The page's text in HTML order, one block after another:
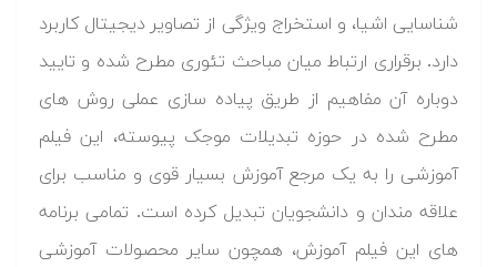
شناسایی اشیا، و استخراج ویژگی از تصاویر دیجیتال کاربرد
دارد. برقراری ارتباط میان مباحث تئوری مطرح شده و تایید
دوباره آن مفاهیم از طریق پیاده سازی عملی روش های
مطرح شده در حوزه تبدیلات موجک پیوسته، این فیلم
آموزشی را به یک مرجع آموزش بسیار قوی و مناسب برای
علاقه مندان و دانشجویان تبدیل کرده است. تمامی برنامه
های این فیلم آموزش، همچون سایر محصولات آموزشی